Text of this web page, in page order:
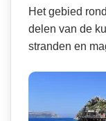
Het gebied
delen van de
stranden en